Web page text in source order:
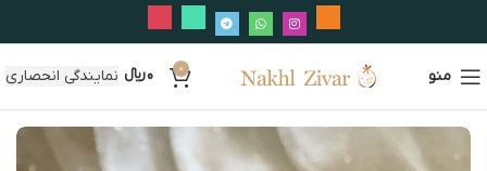
منو 0
0﷼ نمایندگی انحصاری